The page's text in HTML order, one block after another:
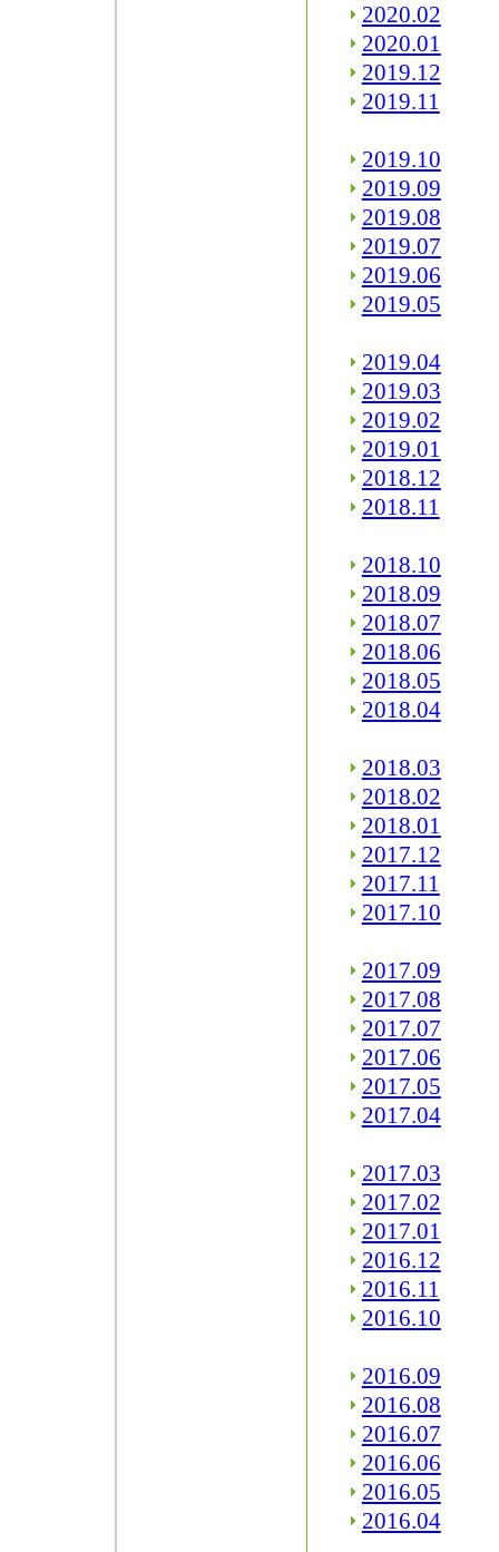
2020.02
2020.01
2019.12
2019.11
2019.10
2019.09
2019.08
2019.07
2019.06
2019.05
2019.04
2019.03
2019.02
2019.01
2018.12
2018.11
2018.10
2018.09
2018.07
2018.06
2018.05
2018.04
2018.03
2018.02
2018.01
2017.12
2017.11
2017.10
2017.09
2017.08
2017.07
2017.06
2017.05
2017.04
2017.03
2017.02
2017.01
2016.12
2016.11
2016.10
2016.09
2016.08
2016.07
2016.06
2016.05
2016.04